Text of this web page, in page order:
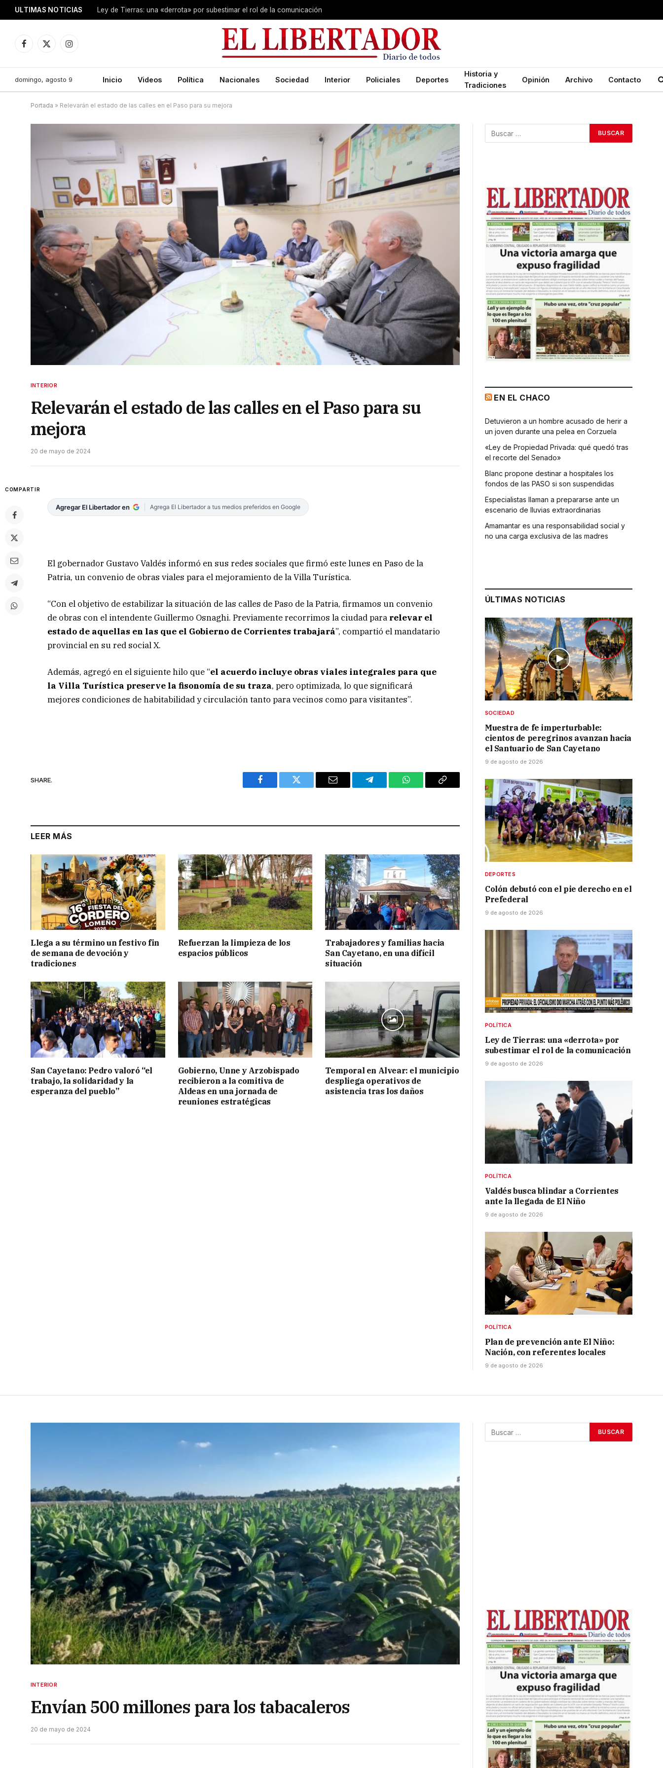
ULTIMAS NOTICIAS Ley de Tierras: una «derrota» por subestimar el rol de la comunicación
Facebook
X
Instagram
domingo, agosto 9 Inicio Videos Política Nacionales Sociedad Interior Policiales Deportes
Historia y
Tradiciones
Opinión Archivo Contacto
Portada » Relevarán el estado de las calles en el Paso para su mejora
INTERIOR
Relevarán el estado de las calles en el Paso para su
mejora
20 de mayo de 2024
COMPARTIR
Agregar El Libertador en Agrega El Libertador a tus medios preferidos en Google
El gobernador Gustavo Valdés informó en sus redes sociales que firmó este lunes en Paso de la
Patria, un convenio de obras viales para el mejoramiento de la Villa Turística.
“Con el objetivo de estabilizar la situación de las calles de Paso de la Patria, firmamos un convenio
de obras con el intendente Guillermo Osnaghi. Previamente recorrimos la ciudad para relevar el
estado de aquellas en las que el Gobierno de Corrientes trabajará”, compartió el mandatario
provincial en su red social X.
Además, agregó en el siguiente hilo que “el acuerdo incluye obras viales integrales para que
la Villa Turística preserve la fisonomía de su traza, pero optimizada, lo que significará
mejores condiciones de habitabilidad y circulación tanto para vecinos como para visitantes”.
SHARE.
Facebook Twitter Email Telegram WhatsAppCopy
LEER MÁS
Llega a su término un festivo fin
de semana de devoción y
tradiciones
Refuerzan la limpieza de los
espacios públicos
Trabajadores y familias hacia
San Cayetano, en una difícil
situación
San Cayetano: Pedro valoró “el
trabajo, la solidaridad y la
esperanza del pueblo”
Gobierno, Unne y Arzobispado
recibieron a la comitiva de
Aldeas en una jornada de
reuniones estratégicas
Temporal en Alvear: el municipio
despliega operativos de
asistencia tras los daños
EN EL CHACO
Detuvieron a un hombre acusado de herir a
un joven durante una pelea en Corzuela
«Ley de Propiedad Privada: qué quedó tras
el recorte del Senado»
Blanc propone destinar a hospitales los
fondos de las PASO si son suspendidas
Especialistas llaman a prepararse ante un
escenario de lluvias extraordinarias
Amamantar es una responsabilidad social y
no una carga exclusiva de las madres
ÚLTIMAS NOTICIAS
SOCIEDAD
Muestra de fe imperturbable:
cientos de peregrinos avanzan hacia
el Santuario de San Cayetano
9 de agosto de 2026
DEPORTES
Colón debutó con el pie derecho en el
Prefederal
9 de agosto de 2026
POLÍTICA
Ley de Tierras: una «derrota» por
subestimar el rol de la comunicación
9 de agosto de 2026
POLÍTICA
Valdés busca blindar a Corrientes
ante la llegada de El Niño
9 de agosto de 2026
POLÍTICA
Plan de prevención ante El Niño:
Nación, con referentes locales
9 de agosto de 2026
INTERIOR
Envían 500 millones para los tabacaleros
20 de mayo de 2024